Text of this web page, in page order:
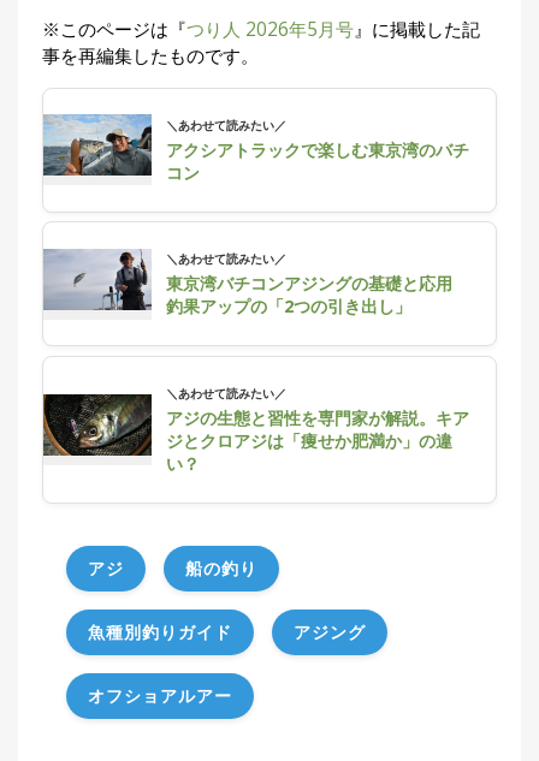
※このページは『つり人 2026年5月号』に掲載した記
事を再編集したものです。
＼あわせて読みたい／
アクシアトラックで楽しむ東京湾のバチ
コン
＼あわせて読みたい／
東京湾バチコンアジングの基礎と応用
釣果アップの「2つの引き出し」
＼あわせて読みたい／
アジの生態と習性を専門家が解説。キア
ジとクロアジは「痩せか肥満か」の違
い？
アジ 船の釣り
魚種別釣りガイド アジング
オフショアルアー